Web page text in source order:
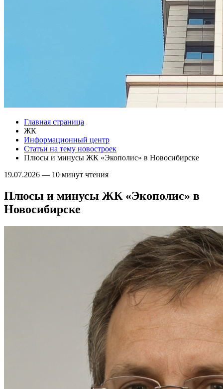
Главная страница
ЖК
Информационный центр
Статьи на тему новостроек
Плюсы и минусы ЖК «Экополис» в Новосибирске
19.07.2026 — 10 минут чтения
Плюсы и минусы ЖК «Экополис» в
Новосибирске